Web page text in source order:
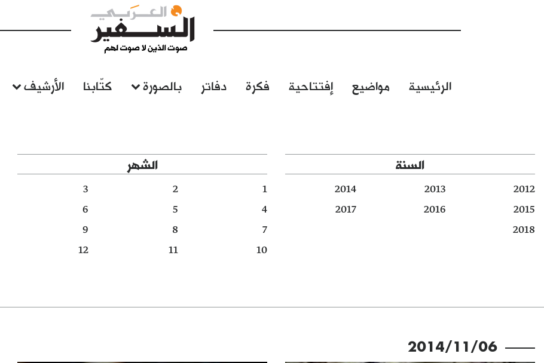
الرئيسية مواضيع إفتتاحية فكرة دفاتر بالصورة كتّابنا الأرشيف
السنة
2012
2013
2014
2015
2016
2017
2018
الشهر
1
2
3
4
5
6
7
8
9
10
11
12
2014/11/06